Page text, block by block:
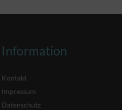
Information
Kontakt
Impressum
Datenschutz